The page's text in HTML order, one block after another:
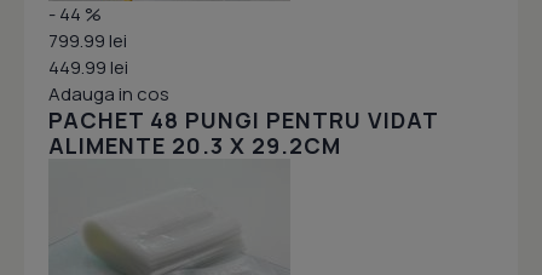
- 44 %
799.99 lei
449.99 lei
Adauga in cos
PACHET 48 PUNGI PENTRU VIDAT
ALIMENTE 20.3 X 29.2CM